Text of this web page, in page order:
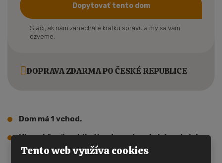
Dopytovať tento dom
Stačí, ak nám zanecháte krátku správu a my sa vám
ozveme.
DOPRAVA ZDARMA PO ČESKÉ REPUBLICE
Dom má 1 vchod.
Hlavnú časť mobilného domu tvorí obývacia izba s
kuchynským kútom.
Tento web využíva cookies